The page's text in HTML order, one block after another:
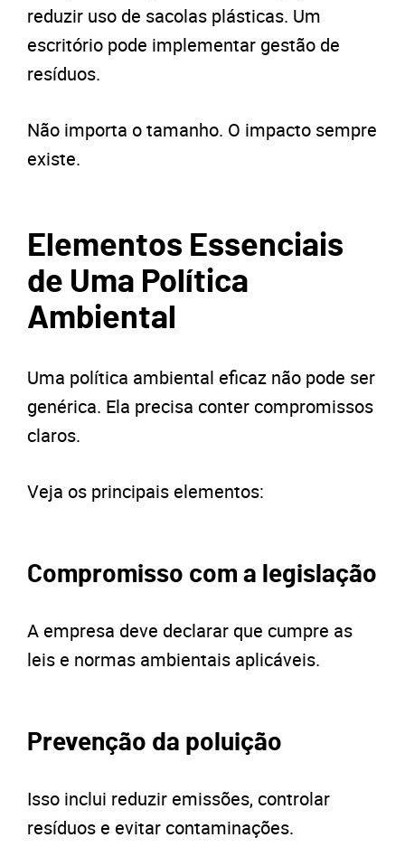
reduzir uso de sacolas plásticas. Um
escritório pode implementar gestão de
resíduos.
Não importa o tamanho. O impacto sempre
existe.
Elementos Essenciais
de Uma Política
Ambiental
Uma política ambiental eficaz não pode ser
genérica. Ela precisa conter compromissos
claros.
Veja os principais elementos:
Compromisso com a legislação
A empresa deve declarar que cumpre as
leis e normas ambientais aplicáveis.
Prevenção da poluição
Isso inclui reduzir emissões, controlar
resíduos e evitar contaminações.